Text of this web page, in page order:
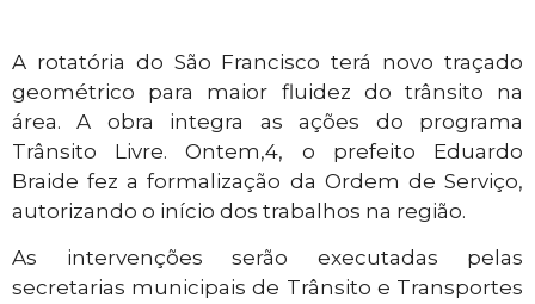
A rotatória do São Francisco terá novo traçado
geométrico para maior fluidez do trânsito na
área. A obra integra as ações do programa
Trânsito Livre. Ontem,4, o prefeito Eduardo
Braide fez a formalização da Ordem de Serviço,
autorizando o início dos trabalhos na região.
As intervenções serão executadas pelas
secretarias municipais de Trânsito e Transportes